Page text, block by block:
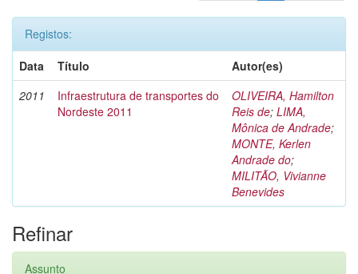
Registos:
Data
Título
Autor(es)
2011
Infraestrutura de transportes do
Nordeste 2011
OLIVEIRA, Hamilton
Reis de; LIMA,
Mônica de Andrade;
MONTE, Kerlen
Andrade do;
MILITÃO, Vivianne
Benevides
Refinar
Assunto